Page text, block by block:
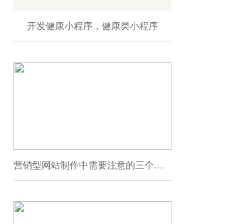
开发健康小程序，健康类小程序
营销型网站制作中需要注意的三个重点